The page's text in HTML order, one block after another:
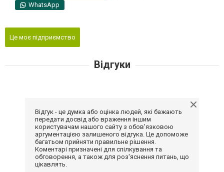
WhatsApp
Це моє підприємство
Відгуки
Відгук - це думка або оцінка людей, які бажають
передати досвід або враження іншим
користувачам нашого сайту з обов'язковою
аргументацією залишеного відгука. Це допоможе
багатьом прийняти правильне рішення.
Коментарі призначені для спілкування та
обговорення, а також для роз'яснення питань, що
цікавлять.